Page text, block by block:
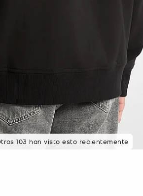
103 han visto esto recientemente